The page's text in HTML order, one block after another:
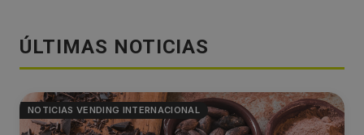
ÚLTIMAS NOTICIAS
NOTICIAS VENDING INTERNACIONAL